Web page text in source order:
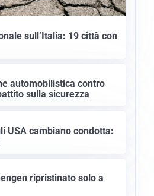
sull’Italia: 19 città con
automobilistica contro
sulla sicurezza
USA cambiano condotta:
ripristinato solo a